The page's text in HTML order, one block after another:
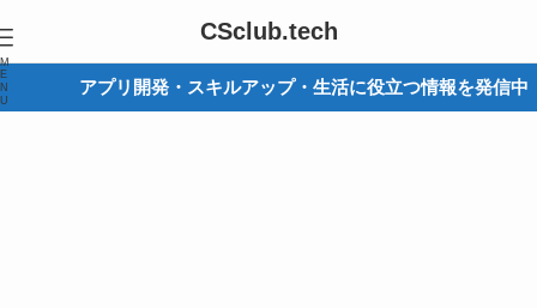
CSclub.tech
M
E
N
U
アプリ開発・スキルアップ・生活に役立つ情報を発信中